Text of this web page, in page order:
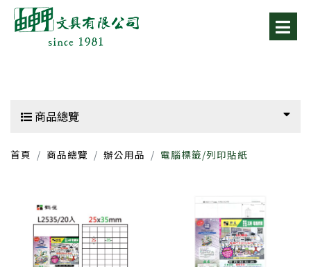
商品總覽
首頁 商品總覽 辦公用品 電腦標籤/列印貼紙